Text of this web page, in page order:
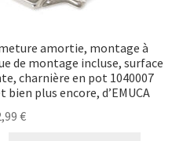
amortie, montage à
de montage incluse, surface
charnière en pot 1040007
plus encore, d’EMUCA
€